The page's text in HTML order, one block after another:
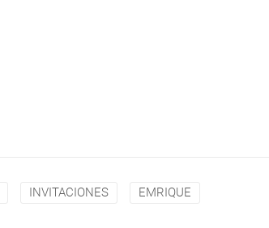
INVITACIONES EMRIQUE